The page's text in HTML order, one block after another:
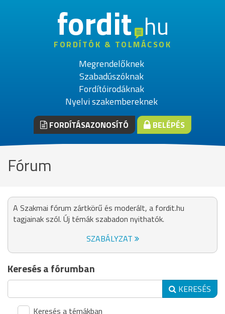
fordithu
FORDÍTÓK & TOLMÁCSOK
Megrendelőknek
Szabadúszóknak
Fordítóirodáknak
Nyelvi szakembereknek
FORDÍTÁSAZONOSÍTÓ BELÉPÉS
Fórum
A Szakmai fórum zártkörű és moderált, a fordit.hu
tagjainak szól. Új témák szabadon nyithatók.
SZABÁLYZAT
Keresés a fórumban
KERESÉS
Keresés a témákban